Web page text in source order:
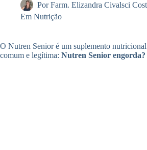
Por Farm. Elizandra Civalsci
Em Nutrição
O Nutren Senior é um suplemento
comum e legítima: Nutren Senior engorda?